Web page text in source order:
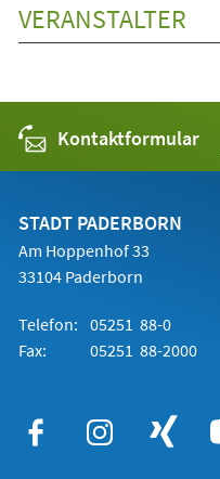
VERANSTALTER
Kontaktformular
STADT PADERBORN
Am Hoppenhof 33
33104 Paderborn
Telefon: 05251 88-0
Fax:
05251 88-2000